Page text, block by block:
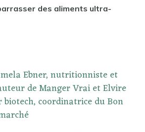
des aliments ultra-
Ebner, nutritionniste et
de Manger Vrai et Elvire
coordinatrice du Bon